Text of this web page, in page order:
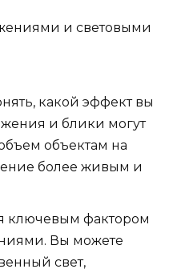
какой эффект вы
и блики могут
объектам на
более живым и
ключевым фактором
Вы можете
свет,